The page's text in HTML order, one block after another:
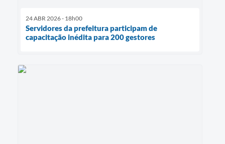
24 ABR 2026 - 18h00
Servidores da prefeitura participam de
capacitação inédita para 200 gestores